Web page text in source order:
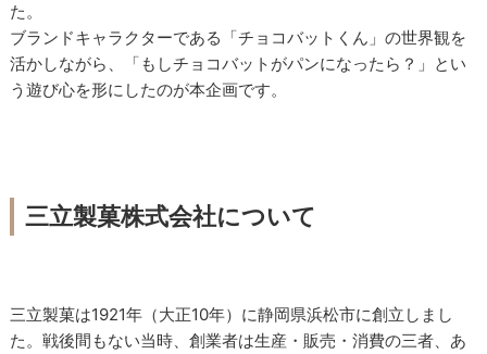
た。
ブランドキャラクターである「チョコバットくん」の世界観を
活かしながら、「もしチョコバットがパンになったら？」とい
う遊び心を形にしたのが本企画です。
三立製菓株式会社について
三立製菓は1921年（大正10年）に静岡県浜松市に創立しまし
た。戦後間もない当時、創業者は生産・販売・消費の三者、あ